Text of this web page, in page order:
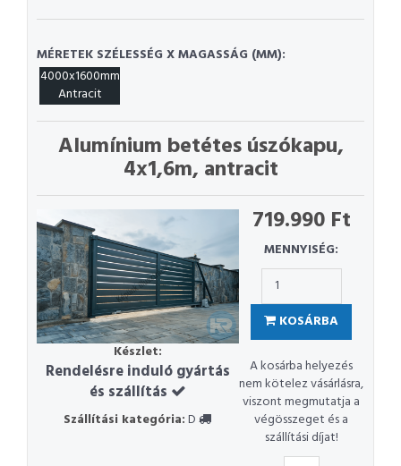
MÉRETEK SZÉLESSÉG X MAGASSÁG (MM):
4000x1600mm
Antracit
Alumínium betétes úszókapu,
4x1,6m, antracit
Készlet:
Rendelésre induló gyártás
és szállítás
Szállítási kategória:D
719.990 Ft
MENNYISÉG:
KOSÁRBA
A kosárba helyezés
nem kötelez vásárlásra,
viszont megmutatja a
végösszeget és a
szállítási díjat!